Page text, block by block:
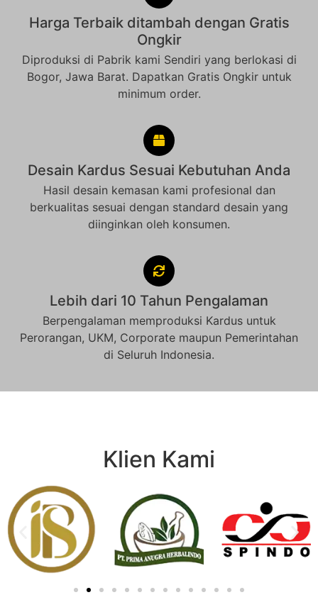
Harga Terbaik ditambah dengan Gratis
Ongkir
Diproduksi di Pabrik kami Sendiri yang berlokasi di
Bogor, Jawa Barat. Dapatkan Gratis Ongkir untuk
minimum order.
Desain Kardus Sesuai Kebutuhan Anda
Hasil desain kemasan kami profesional dan
berkualitas sesuai dengan standard desain yang
diinginkan oleh konsumen.
Lebih dari 10 Tahun Pengalaman
Berpengalaman memproduksi Kardus untuk
Perorangan, UKM, Corporate maupun Pemerintahan
di Seluruh Indonesia.
Klien Kami